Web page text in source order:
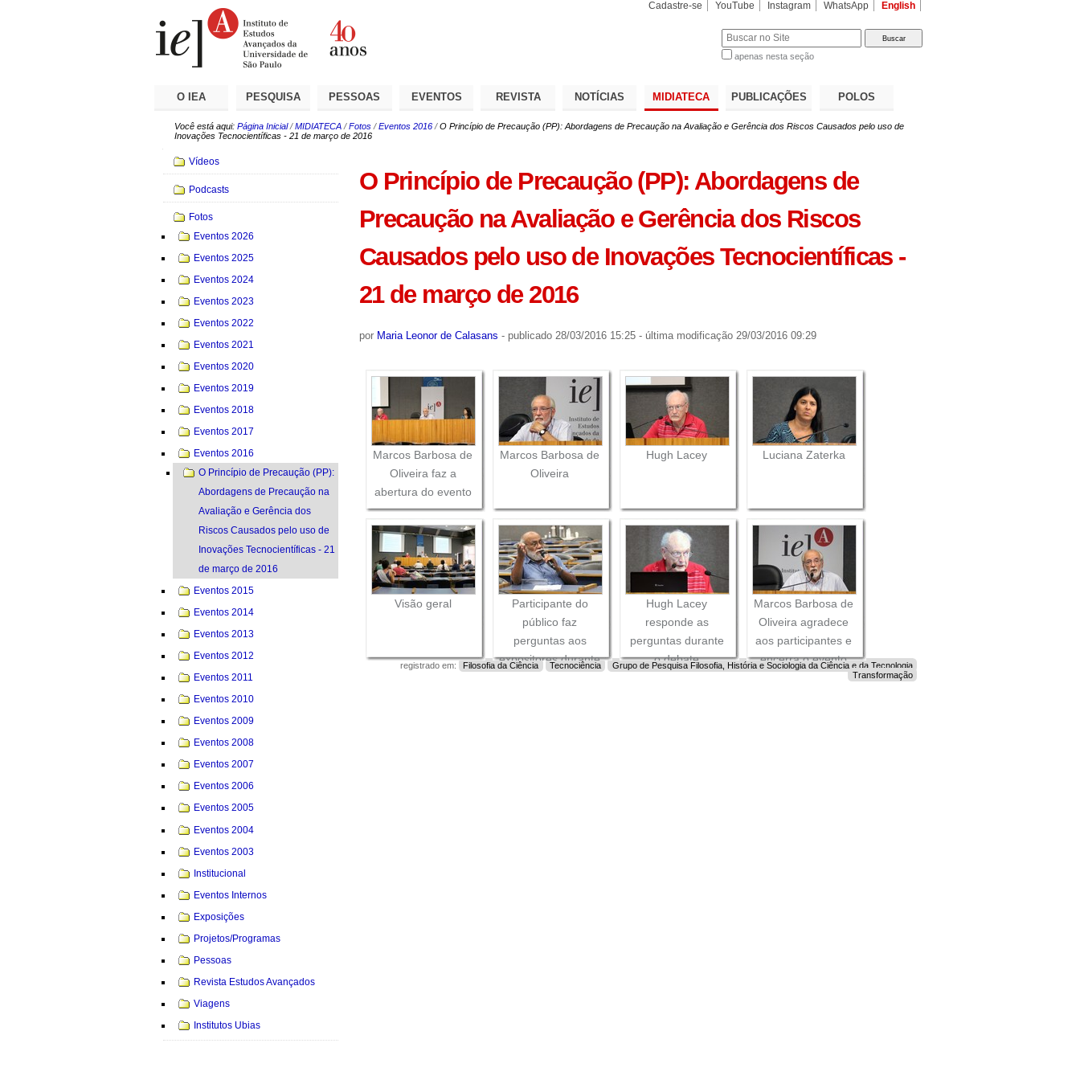
Cadastre-se YouTube Instagram WhatsApp English
apenas nesta seção
O IEA PESQUISA PESSOAS EVENTOS REVISTA NOTÍCIAS MIDIATECA PUBLICAÇÕES POLOS
Você está aqui: Página Inicial /MIDIATECA /Fotos /Eventos 2016 /O Princípio de Precaução (PP): Abordagens de Precaução na Avaliação e Gerência dos Riscos Causados pelo uso de
Inovações Tecnocientíficas - 21 de março de 2016
O Princípio de Precaução (PP): Abordagens de
Precaução na Avaliação e Gerência dos Riscos
Causados pelo uso de Inovações Tecnocientíficas -
21 de março de 2016
por Maria Leonor de Calasans - publicado28/03/2016 15:25 - última modificação29/03/2016 09:29
Marcos Barbosa de
Oliveira faz a
abertura do evento
Marcos Barbosa de
Oliveira
Hugh Lacey Luciana Zaterka
Visão geral
Participante do
público faz
perguntas aos
expositores durante
Hugh Lacey
responde as
perguntas durante
o debate
Marcos Barbosa de
Oliveira agradece
aos participantes e
encerra o evento
registrado em: Filosofia da Ciência Tecnociência
Grupo de Pesquisa Filosofia, História e Sociologia da Ciência e da Tecnologia
Transformação
Navegação
Vídeos
Podcasts
Fotos
Eventos 2026
Eventos 2025
Eventos 2024
Eventos 2023
Eventos 2022
Eventos 2021
Eventos 2020
Eventos 2019
Eventos 2018
Eventos 2017
Eventos 2016
O Princípio de Precaução (PP):
Abordagens de Precaução na
Avaliação e Gerência dos
Riscos Causados pelo uso de
Inovações Tecnocientíficas - 21
de março de 2016
Eventos 2015
Eventos 2014
Eventos 2013
Eventos 2012
Eventos 2011
Eventos 2010
Eventos 2009
Eventos 2008
Eventos 2007
Eventos 2006
Eventos 2005
Eventos 2004
Eventos 2003
Institucional
Eventos Internos
Exposições
Projetos/Programas
Pessoas
Revista Estudos Avançados
Viagens
Institutos Ubias